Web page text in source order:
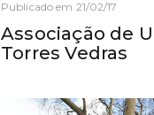
Publicado em 21/02/17
Associação de
Torres Vedras